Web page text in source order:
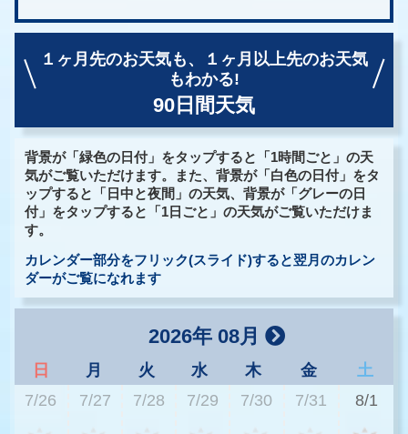
１ヶ月先のお天気も、
１ヶ月以上先のお天気
もわかる!
90日間天気
背景が「緑色の日付」をタップすると「1時間ごと」の天
気がご覧いただけます。また、背景が「白色の日付」をタ
ップすると「日中と夜間」の天気、背景が「グレーの日
付」をタップすると「1日ごと」の天気がご覧いただけま
す。
カレンダー部分をフリック(スライド)すると翌月のカレン
ダーがご覧になれます
2026年 08月
日 月 火 水 木 金
土
7/26
7/27 7/28 7/29 7/30 7/31 8/1